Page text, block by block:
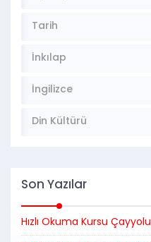
Tarih
İnkılap
İngilizce
Din Kültürü
Son Yazılar
Hızlı Okuma Kursu Çayyolu